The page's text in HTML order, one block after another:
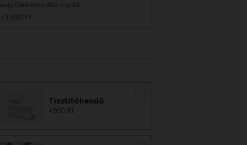
évig tökéletes dísz marad.
+3 990 Ft
Tisztítókendő
+990 Ft